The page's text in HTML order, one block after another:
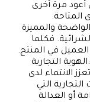
أعود مرة أخرى
المتاحة.
الواضحة والمميزة
فكلما
في المنتج.
:الهوية التجارية
الانتماء لدى
التي
أو العدالة